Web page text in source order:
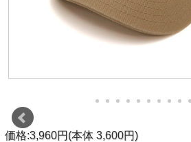
価格:3,960円(本体 3,600円)